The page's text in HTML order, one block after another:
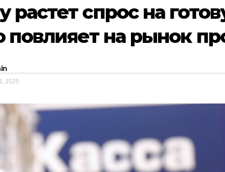
растет спрос на
повлияет на рынок
2025